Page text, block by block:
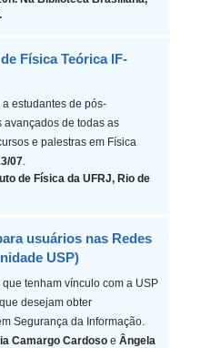
Física Teórica IF-
estudantes de pós-
de todas as
e palestras em Física
07.
de Física da UFRJ, Rio de
usuários nas Redes
USP)
tenham vínculo com a USP
desejam obter
Segurança da Informação.
Camargo Cardosoe Ângela